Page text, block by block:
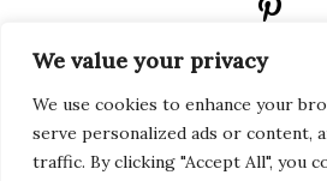
We value your privacy
We use cookies to enhance your
serve personalized ads or content,
traffic. By clicking "Accept All", you